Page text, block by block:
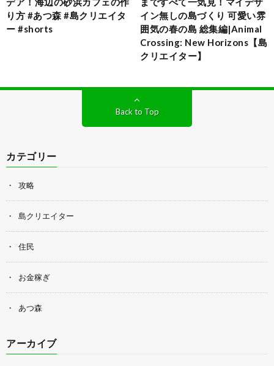
り方 #あつ森 #島クリエイタ
ー #shorts
イン無しの島づくり 可愛い雰
囲気の春の島 総集編|Animal
Crossing: New Horizons【島
クリエイター】
Back to Top
カテゴリー
攻略
島クリエイター
住民
お金稼ぎ
あつ森
アーカイブ